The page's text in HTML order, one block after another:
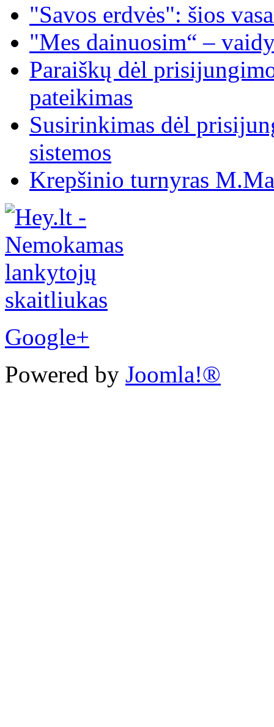
"Savos erdvės": šios
"Mes dainuosim“ –
Paraiškų dėl
pateikimas
Susirinkimas dėl
sistemos
Krepšinio turnyras
Google+
Powered by Joomla!®